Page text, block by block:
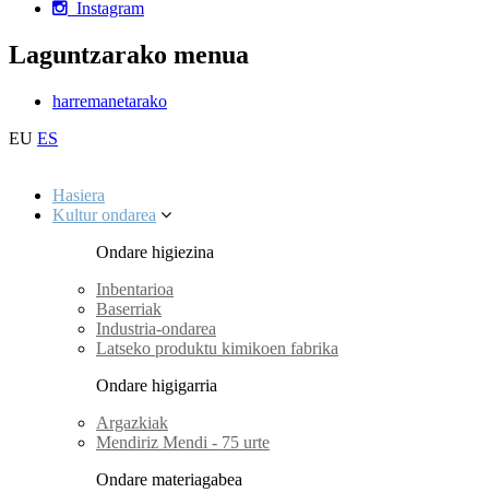
Instagram
Laguntzarako menua
harremanetarako
EU ES
Hasiera
Kultur ondarea
Ondare higiezina
Inbentarioa
Baserriak
Industria-ondarea
Latseko produktu kimikoen fabrika
Ondare higigarria
Argazkiak
Mendiriz Mendi - 75 urte
Ondare materiagabea